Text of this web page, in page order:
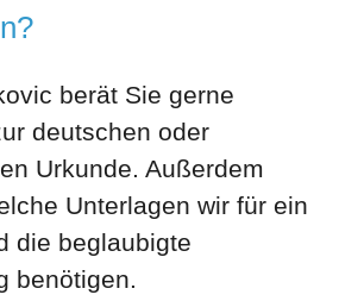
berät Sie gerne
deutschen oder
Urkunde. Außerdem
Unterlagen wir für ein
die beglaubigte
benötigen.